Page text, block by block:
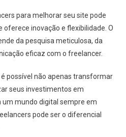
para melhorar seu site pode
inovação e flexibilidade. O
da pesquisa meticulosa, da
eficaz com o freelancer.
possível não apenas transformar
seus investimentos em
um mundo digital sempre em
pode ser o diferencial